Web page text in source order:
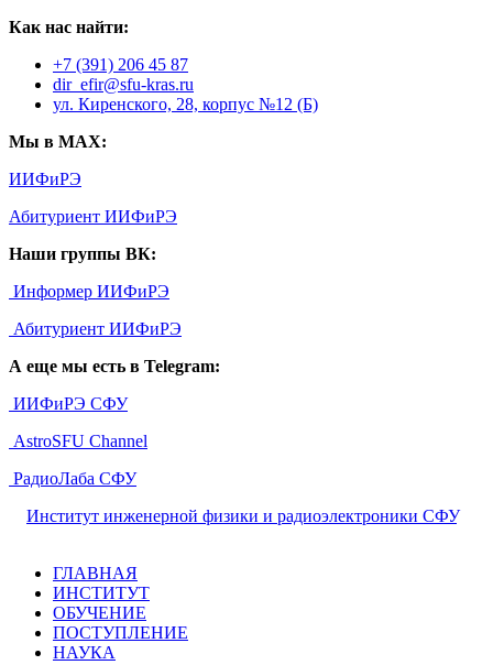
Как нас найти:
+7 (391) 206 45 87
dir_efir@sfu-kras.ru
ул. Киренского, 28, корпус №12 (Б)
Мы в MAX:
ИИФиРЭ
Абитуриент ИИФиРЭ
Наши группы ВК:
Информер ИИФиРЭ
Абитуриент ИИФиРЭ
А еще мы есть в Telegram:
ИИФиРЭ СФУ
AstroSFU Channel
РадиоЛаба СФУ
Институт инженерной физики и радиоэлектроники СФУ,
ГЛАВНАЯ
ИНСТИТУТ
ОБУЧЕНИЕ
ПОСТУПЛЕНИЕ
НАУКА